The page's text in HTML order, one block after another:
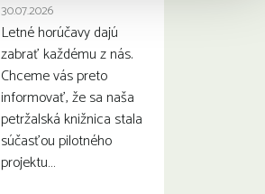
30.07.2026
Letné horúčavy dajú
zabrať každému z nás.
Chceme vás preto
informovať, že sa naša
petržalská knižnica stala
súčasťou pilotného
projektu…